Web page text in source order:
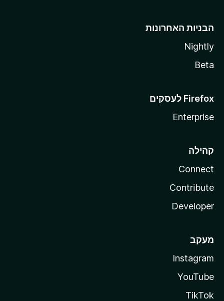
הבניות האחרונות
Nightly
Beta
Enterprise
קהילה
Connect
Contribute
Developer
מעקב
Instagram
YouTube
TikTok